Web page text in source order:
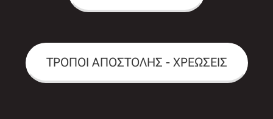
ΤΡΟΠΟΙ ΑΠΟΣΤΟΛΗΣ - ΧΡΕΩΣΕΙΣ